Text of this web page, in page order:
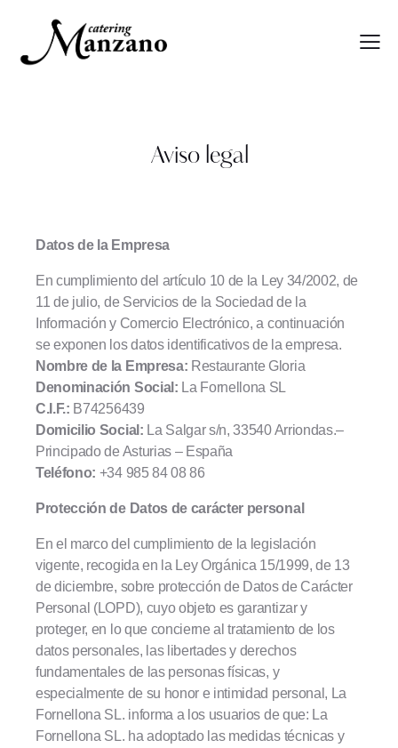
Aviso legal
Datos de la Empresa
En cumplimiento del artículo 10 de la Ley 34/2002, de
11 de julio, de Servicios de la Sociedad de la
Información y Comercio Electrónico, a continuación
se exponen los datos identificativos de la empresa.
Nombre de la Empresa: Restaurante Gloria
Denominación Social: La Fornellona SL
C.I.F.: B74256439
Domicilio Social: La Salgar s/n, 33540 Arriondas.–
Principado de Asturias – España
Teléfono: +34 985 84 08 86
Protección de Datos de carácter personal
En el marco del cumplimiento de la legislación
vigente, recogida en la Ley Orgánica 15/1999, de 13
de diciembre, sobre protección de Datos de Carácter
Personal (LOPD), cuyo objeto es garantizar y
proteger, en lo que concierne al tratamiento de los
datos personales, las libertades y derechos
fundamentales de las personas físicas, y
especialmente de su honor e intimidad personal, La
Fornellona SL. informa a los usuarios de que: La
Fornellona SL. ha adoptado las medidas técnicas y